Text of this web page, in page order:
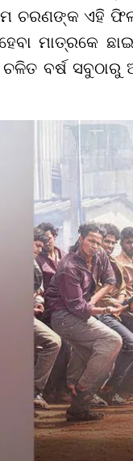
ଚରଣଙ୍କ ଏହି
ମାତ୍ରକେ
ବର୍ଷ ସବୁଠାରୁ